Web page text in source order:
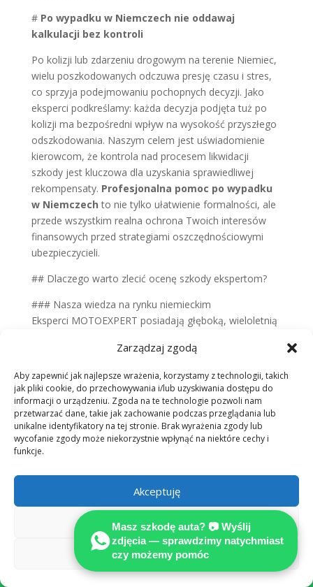
Zarządzaj zgodą
Aby zapewnić jak najlepsze wrażenia, korzystamy z technologii, takich
jak pliki cookie, do przechowywania i/lub uzyskiwania dostępu do
informacji o urządzeniu. Zgoda na te technologie pozwoli nam
przetwarzać dane, takie jak zachowanie podczas przeglądania lub
unikalne identyfikatory na tej stronie. Brak wyrażenia zgody lub
wycofanie zgody może niekorzystnie wpłynąć na niektóre cechy i
funkcje.
Akceptuję
Odmów
Zobacz preferencje
# Po wypadku w Niemczech nie oddawaj
kalkulacji bez kontroli
Po kolizji lub zdarzeniu drogowym na terenie Niemiec,
wielu poszkodowanych odczuwa presję czasu i stres,
co sprzyja podejmowaniu pochopnych decyzji. Jako
eksperci podkreślamy: każda decyzja podjęta tuż po
kolizji ma bezpośredni wpływ na wysokość przyszłego
odszkodowania. Naszym celem jest uświadomienie
kierowcom, że kontrola nad procesem likwidacji
szkody jest kluczowa dla uzyskania sprawiedliwej
rekompensaty. Profesjonalna pomoc po wypadku
w Niemczech to nie tylko ułatwienie formalności, ale
przede wszystkim realna ochrona Twoich interesów
finansowych przed strategiami oszczędnościowymi
ubezpieczycieli.
## Dlaczego warto zlecić ocenę szkody ekspertom?
### Nasza wiedza na rynku niemieckim
Eksperci MOTOEXPERT posiadają głęboką, wieloletnią
prawnym. Pozwala nam to na precyzyjne wyliczenie
strat, uwzględniając specyficzne stawki za
roboczogodziny oraz ceny części zamiennych
obowiązujące za naszą zachodnią granicą. Działamy
po to, abyś otrzymał kwotę, która faktycznie pozwoli
na przywrócenie pojazdu do stanu sprzed zdarzenia.
### Przykłady błędnych kalkulacji
W naszej praktyce codziennie spotykamy się z licznymi
przykładami błędnych kalkulacji sporządzanych przez
ubezpieczycieli sprawców. Firmy te często celowo
zaniżają koszty naprawy, stosując zamienniki o
wątpliwej jakości lub pomijając istotny element, jakim
jest utrata wartości handlowej pojazdu. Wyjaśniamy,
że różnica między standardową wyceną ubezpieczalni

Masz szkodę auta? 📷 Wyślij
zdjęcia — sprawdzimy natychmiast
czy możemy pomóc